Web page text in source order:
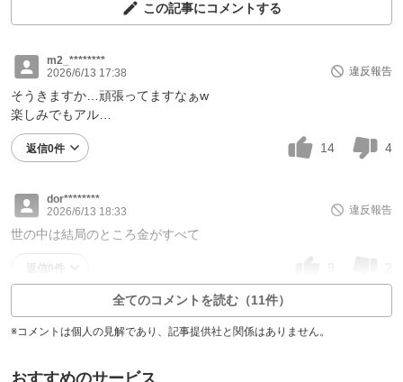
この記事にコメントする
m2_********
2026/6/13 17:38
違反報告
そうきますか…頑張ってますなぁw
楽しみでもアル…
返信0件 14 4
dor********
2026/6/13 18:33
違反報告
世の中は結局のところ金がすべて
返信0件
全てのコメントを読む（11件）
※コメントは個人の見解であり、記事提供社と関係はありません。
おすすめのサービス